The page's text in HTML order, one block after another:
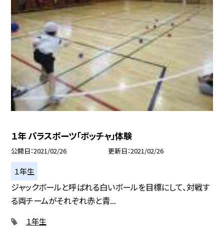
１年 パラスポーツ「ボッチャ」体験
公開日 2021/02/26 更新日 2021/02/26
１年生
ジャックボールと呼ばれる白いボールを目標にして、対戦す
る両チームがそれぞれ赤と青...
１年生